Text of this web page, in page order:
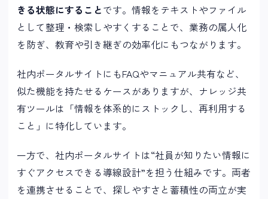
きる状態にすることです。情報をテキストやファイル
として整理・検索しやすくすることで、業務の属人化
を防ぎ、教育や引き継ぎの効率化にもつながります。
社内ポータルサイトにもFAQやマニュアル共有など、
似た機能を持たせるケースがありますが、ナレッジ共
有ツールは「情報を体系的にストックし、再利用する
こと」に特化しています。
一方で、社内ポータルサイトは“社員が知りたい情報に
すぐアクセスできる導線設計”を担う仕組みです。両者
を連携させることで、探しやすさと蓄積性の両立が実